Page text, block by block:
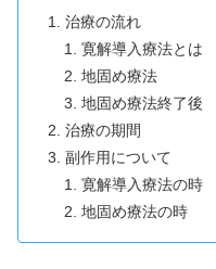
治療の流れ
寛解導入療法とは
地固め療法
地固め療法終了後
治療の期間
副作用について
寛解導入療法の時
地固め療法の時